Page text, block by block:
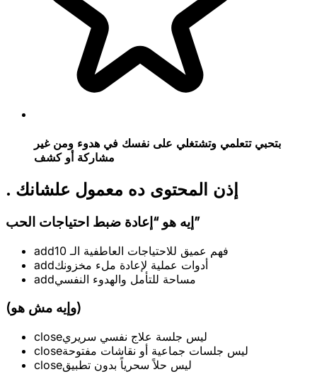
بتحبي تتعلمي وتشتغلي على نفسك في هدوء ومن غير
مشاركة أو كشف
. إذن المحتوى ده معمول علشانك
إيه هو “إعادة ضبط احتياجات الحب”
add
فهم عميق للاحتياجات العاطفية الـ 10
addأدوات عملية لإعادة ملء مخزونك
addمساحة للتأمل والهدوء النفسي
(وإيه مش هو)
closeليس جلسة علاج نفسي سريري
closeليس جلسات جماعية أو نقاشات مفتوحة
closeليس حلاً سحرياً بدون تطبيق